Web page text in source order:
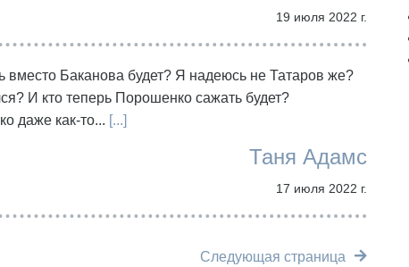
19 июля 2022 г.
вместо Баканова будет? Я надеюсь не Татаров же?
И кто теперь Порошенко сажать будет?
даже как-то... [...]
Таня Адамс
17 июля 2022 г.
Следующая страница